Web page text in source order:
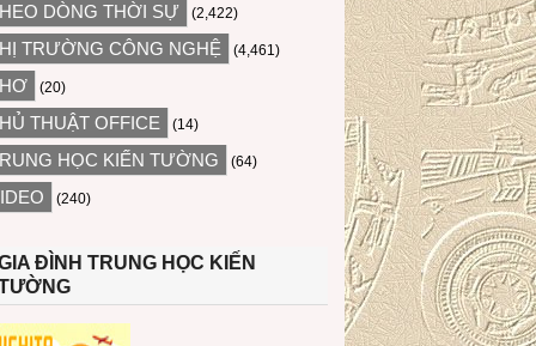
DÒNG THỜI SỰ (2,422)
TRƯỜNG CÔNG NGHỆ (4,461)
(20)
THUẬT OFFICE (14)
HỌC KIẾN TƯỜNG (64)
(240)
ĐÌNH TRUNG HỌC KIẾN